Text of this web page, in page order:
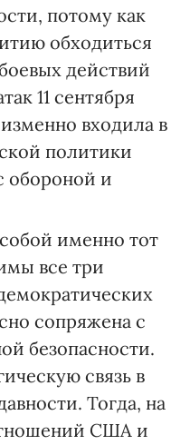
потому как
обходиться
действий
11 сентября
входила в
политики
обороной и
именно тот
все три
сопряжена с
безопасности.
связь в
Тогда, на
США и